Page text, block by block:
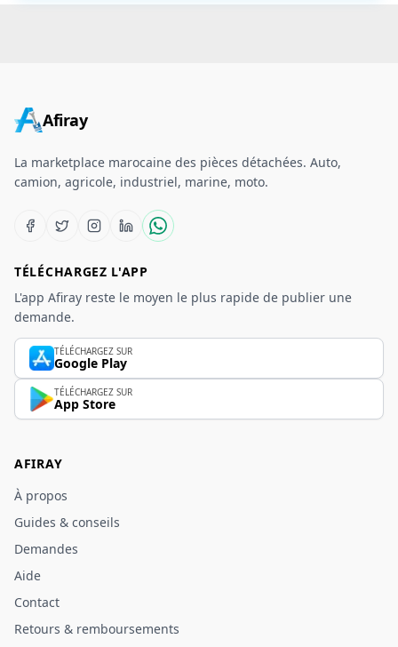
Afiray
La marketplace marocaine des pièces détachées. Auto,
camion, agricole, industriel, marine, moto.
TÉLÉCHARGEZ L'APP
L'app Afiray reste le moyen le plus rapide de publier une
demande.
TÉLÉCHARGEZ SUR
Google Play
TÉLÉCHARGEZ SUR
App Store
AFIRAY
À propos
Guides & conseils
Demandes
Aide
Contact
Retours & remboursements